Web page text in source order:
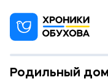
Родильный